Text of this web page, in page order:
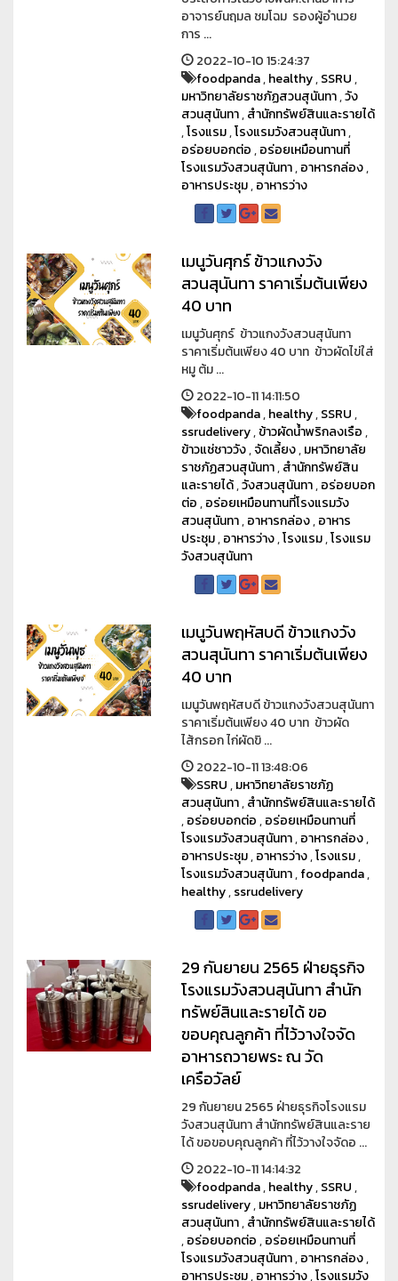
อาจารย์นฤมล ชมโฉม รองผู้อำนวย
การ ...
2022-10-10 15:24:37
foodpanda,healthy,SSRU,
มหาวิทยาลัยราชภัฏสวนสุนันทา,วัง
สวนสุนันทา,สำนักทรัพย์สินและรายได้
,โรงแรม,โรงแรมวังสวนสุนันทา,
อร่อยบอกต่อ,อร่อยเหมือนทานที่
โรงแรมวังสวนสุนันทา,อาหารกล่อง,
อาหารประชุม,อาหารว่าง
เมนูวันศุกร์ ข้าวแกงวัง
สวนสุนันทา ราคาเริ่มต้นเพียง
40 บาท
เมนูวันศุกร์ ข้าวแกงวังสวนสุนันทา
ราคาเริ่มต้นเพียง 40 บาท ข้าวผัดไข่ใส่
หมู ต้ม ...
2022-10-11 14:11:50
foodpanda,healthy,SSRU,
ssrudelivery,ข้าวผัดน้ำพริกลงเรือ,
ข้าวแช่ชาววัง,จัดเลี้ยง,มหาวิทยาลัย
ราชภัฏสวนสุนันทา,สำนักทรัพย์สิน
และรายได้,วังสวนสุนันทา,อร่อยบอก
ต่อ,อร่อยเหมือนทานที่โรงแรมวัง
สวนสุนันทา,อาหารกล่อง,อาหาร
ประชุม,อาหารว่าง,โรงแรม,โรงแรม
วังสวนสุนันทา
เมนูวันพฤหัสบดี ข้าวแกงวัง
สวนสุนันทา ราคาเริ่มต้นเพียง
40 บาท
เมนูวันพฤหัสบดี ข้าวแกงวังสวนสุนันทา
ราคาเริ่มต้นเพียง 40 บาท ข้าวผัด
ไส้กรอก ไก่ผัดขิ ...
2022-10-11 13:48:06
SSRU,มหาวิทยาลัยราชภัฏ
สวนสุนันทา,สำนักทรัพย์สินและรายได้
,อร่อยบอกต่อ,อร่อยเหมือนทานที่
โรงแรมวังสวนสุนันทา,อาหารกล่อง,
อาหารประชุม,อาหารว่าง,โรงแรม,
โรงแรมวังสวนสุนันทา,foodpanda,
healthy,ssrudelivery
29 กันยายน 2565 ฝ่ายธุรกิจ
โรงแรมวังสวนสุนันทา สำนัก
ทรัพย์สินและรายได้ ขอ
ขอบคุณลูกค้า ที่ไว้วางใจจัด
อาหารถวายพระ ณ วัด
เครือวัลย์
29 กันยายน 2565 ฝ่ายธุรกิจโรงแรม
วังสวนสุนันทา สำนักทรัพย์สินและราย
ได้ ขอขอบคุณลูกค้า ที่ไว้วางใจจัดอ ...
2022-10-11 14:14:32
foodpanda,healthy,SSRU,
ssrudelivery,มหาวิทยาลัยราชภัฏ
สวนสุนันทา,สำนักทรัพย์สินและรายได้
,อร่อยบอกต่อ,อร่อยเหมือนทานที่
โรงแรมวังสวนสุนันทา,อาหารกล่อง,
อาหารประชุม,อาหารว่าง,โรงแรมวัง